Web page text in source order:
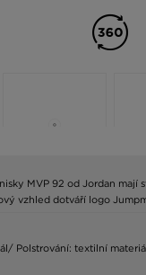
MVP 92 od Jordan
vzhled dotváří logo
Polstrování: textilní